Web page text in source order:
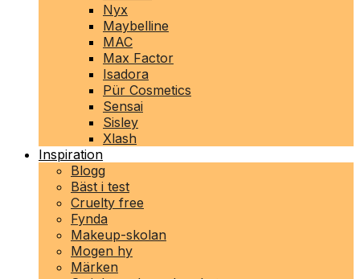
Nyx
Maybelline
MAC
Max Factor
Isadora
Pür Cosmetics
Sensai
Sisley
Xlash
Inspiration
Blogg
Bäst i test
Cruelty free
Fynda
Makeup-skolan
Mogen hy
Märken